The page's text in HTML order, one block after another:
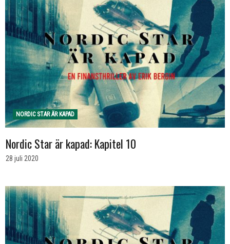
NORDIC STAR ÄR KAPAD
Nordic Star är kapad: Kapitel 10
28 juli 2020